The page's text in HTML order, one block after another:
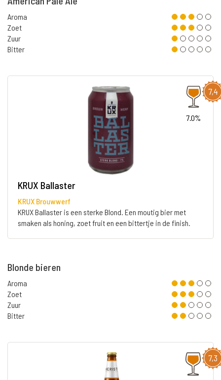
Aroma
Zoet
Zuur
Bitter
7,4
7.0%
KRUX Ballaster
KRUX Brouwwerf
KRUX Ballaster is een sterke Blond. Een moutig bier met
smaken als honing, zoet fruit en een bittertje in de finish.
Blonde bieren
Aroma
Zoet
Zuur
Bitter
7,3